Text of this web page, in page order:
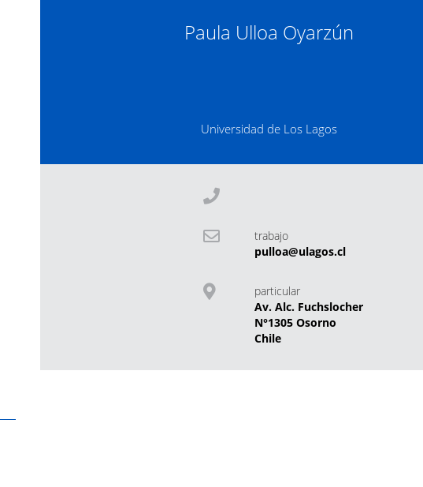
Paula Ulloa Oyarzún
Universidad de Los Lagos
trabajo
pulloa@ulagos.cl
particular
Av. Alc. Fuchslocher
N°1305 Osorno
Chile